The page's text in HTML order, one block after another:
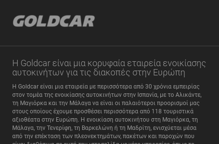
Η Goldcar είναι μια κορυφαία εταιρεία ενοικίασης
αυτοκινήτων για τις διακοπές στην Ευρώπη
Η Goldcar είναι μια εταιρεία με περισσότερα από 30 χρόνια εμπειρίας
στον τομέα της ενοικίασης αυτοκινήτων στην Ισπανία, με το Αλικάντε,
τη Μαγιόρκα και την Μάλαγα να είναι οι παλαιότεροι προορισμοί μας
στους οποίους έχουμε προσθέσει περισσότερα από 118 τουριστικά
αξιοθέατα στην Ευρώπη. Η ενοικίαση αυτοκινήτου στη Μαγιόρκα, τη
Μάλαγα, την Τενερίφη, τη Βαρκελώνη ή τη Μαδρίτη, ενισχύεται μέσα
από την επέκταση των πλεονεκτημάτων, πακέτων και παροχών που